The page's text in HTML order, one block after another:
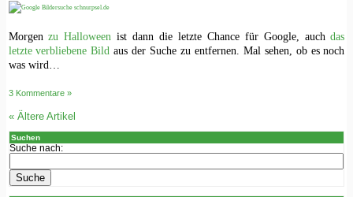
Morgenzu Halloween ist dann die letzte Chance für Google, auchdas
letzte verbliebene Bild aus der Suche zu entfernen. Mal sehen, ob es noch
was wird…
3 Kommentare »
«Ältere Artikel
Suchen
Suche nach: